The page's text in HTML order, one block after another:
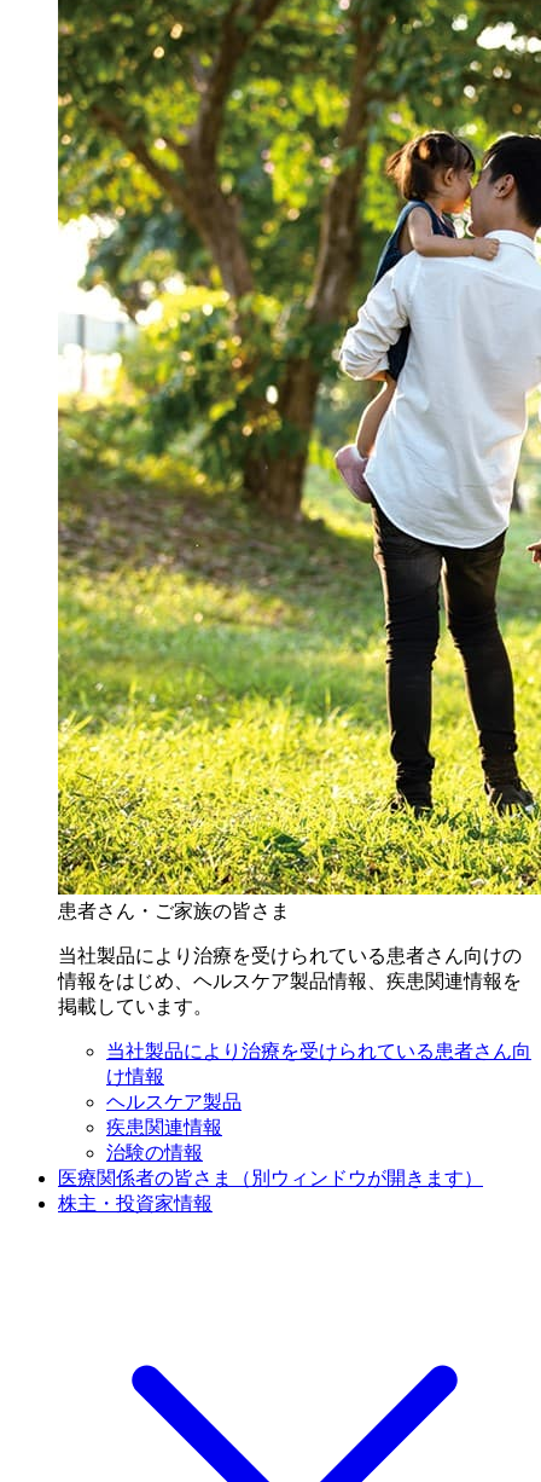
患者さん・ご家族の皆さま
当社製品により治療を受けられている患者さん向けの
情報をはじめ、ヘルスケア製品情報、疾患関連情報を
掲載しています。
当社製品により治療を受けられている患者さん向
け情報
ヘルスケア製品
疾患関連情報
治験の情報
医療関係者の皆さま
（別ウィンドウが開きます）
株主・投資家情報